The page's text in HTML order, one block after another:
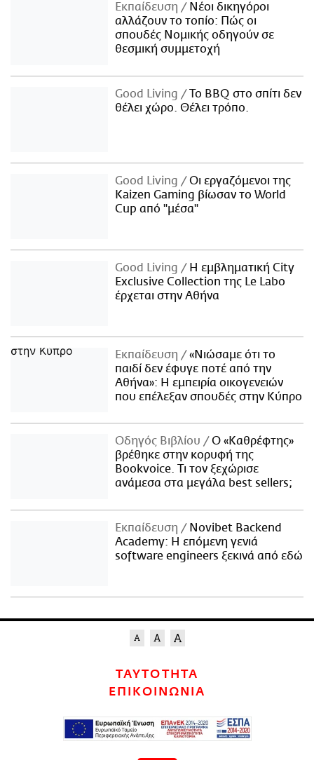
Εκπαίδευση
Νέοι δικηγόροι
αλλάζουν το τοπίο: Πώς οι
σπουδές Νομικής οδηγούν σε
θεσμική συμμετοχή
Good Living
Το BBQ στο σπίτι δεν
θέλει χώρο. Θέλει τρόπο.
Good Living
Οι εργαζόμενοι της
Kaizen Gaming βίωσαν το World
Cup από "μέσα"
Good Living
Η εμβληματική City
Exclusive Collection της Le Labo
έρχεται στην Αθήνα
Εκπαίδευση
«Νιώσαμε ότι το
παιδί δεν έφυγε ποτέ από την
Αθήνα»: Η εμπειρία οικογενειών
που επέλεξαν σπουδές στην Κύπρο
Οδηγός Βιβλίου
Ο «Καθρέφτης»
βρέθηκε στην κορυφή της
Bookvoice. Τι τον ξεχώρισε
ανάμεσα στα μεγάλα best sellers;
Εκπαίδευση
Novibet Backend
Academy: Η επόμενη γενιά
software engineers ξεκινά από εδώ
ΤΑΥΤΟΤΗΤΑ
ΕΠΙΚΟΙΝΩΝΙΑ